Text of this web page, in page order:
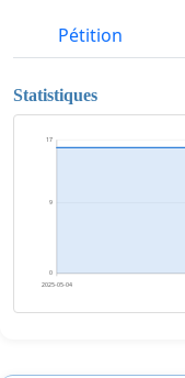
Pétition
Statistiques
0
9
17
2025-05-04